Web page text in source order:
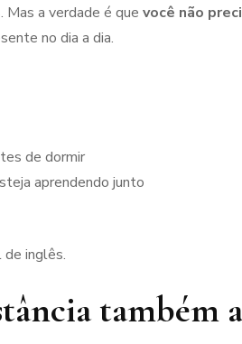
Mas a verdade é que você não
no dia a dia.
de dormir
aprendendo junto
de inglês.
também